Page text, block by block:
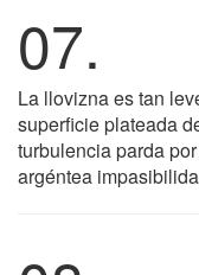
07.
La llovizna es tan
superficie plateada
turbulencia parda
argéntea